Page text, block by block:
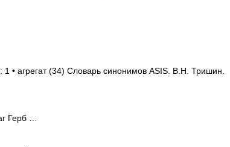
• агрегат (34) Словарь синонимов ASIS. В.Н. Тришин.
Герб …